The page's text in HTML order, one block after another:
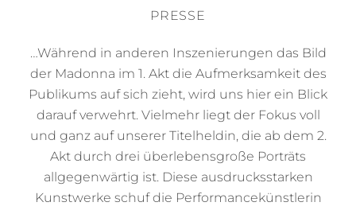
PRESSE
…Während in anderen Inszenierungen das Bild
der Madonna im 1. Akt die Aufmerksamkeit des
Publikums auf sich zieht, wird uns hier ein Blick
darauf verwehrt. Vielmehr liegt der Fokus voll
und ganz auf unserer Titelheldin, die ab dem 2.
Akt durch drei überlebensgroße Porträts
allgegenwärtig ist. Diese ausdrucksstarken
Kunstwerke schuf die Performancekünstlerin